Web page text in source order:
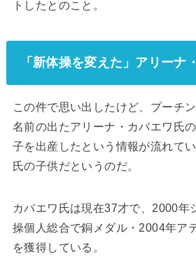
トしたとのこと。
「新体操を変えた」アリーナ
この件で思い出したけど、プーチ
名前の出たアリーナ・カバエワ氏
子を出産したという情報が流れて
氏の子供だというのだ。
カバエワ氏は現在37才で、2000年
操個人総合で銅メダル・2004年ア
を獲得している。